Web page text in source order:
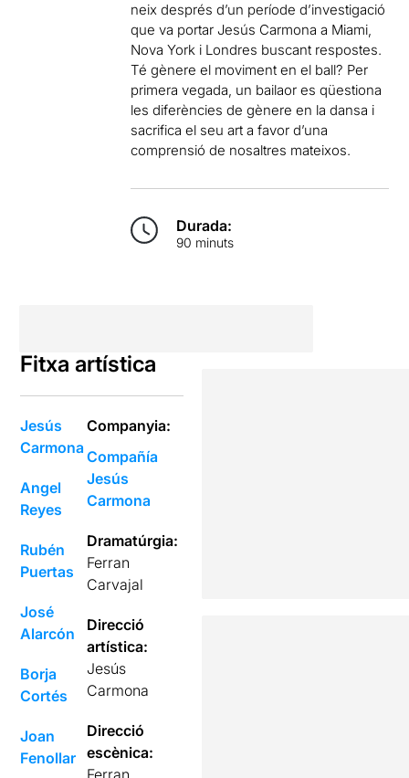
neix després d’un període d’investigació
que va portar Jesús Carmona a Miami,
Nova York i Londres buscant respostes.
Té gènere el moviment en el ball? Per
primera vegada, un bailaor es qüestiona
les diferències de gènere en la dansa i
sacrifica el seu art a favor d’una
comprensió de nosaltres mateixos.
Durada:
90 minuts
Fitxa artística
Jesús
Carmona
Angel
Reyes
Rubén
Puertas
José
Alarcón
Borja
Cortés
Joan
Fenollar
Companyia:
Compañía
Jesús
Carmona
Dramatúrgia:
Ferran
Carvajal
Direcció
artística:
Jesús
Carmona
Direcció
escènica:
Ferran